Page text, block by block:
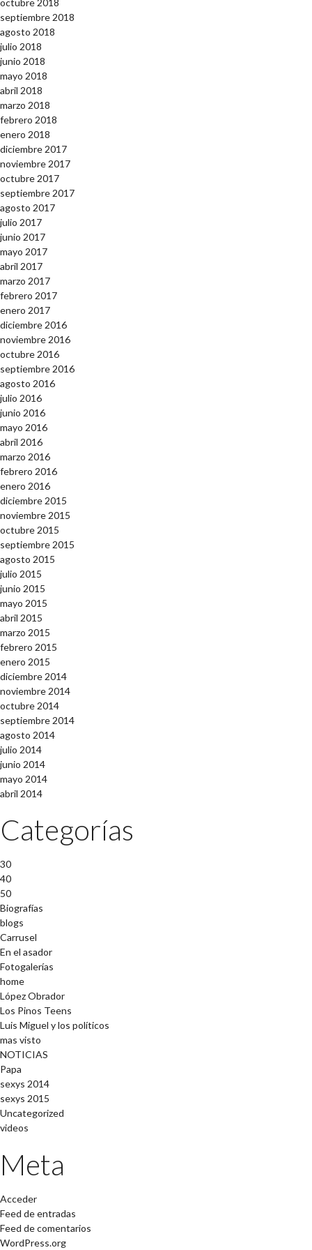
septiembre 2018
agosto 2018
julio 2018
junio 2018
mayo 2018
abril 2018
marzo 2018
febrero 2018
enero 2018
diciembre 2017
noviembre 2017
octubre 2017
septiembre 2017
agosto 2017
julio 2017
junio 2017
mayo 2017
abril 2017
marzo 2017
febrero 2017
enero 2017
diciembre 2016
noviembre 2016
octubre 2016
septiembre 2016
agosto 2016
julio 2016
junio 2016
mayo 2016
abril 2016
marzo 2016
febrero 2016
enero 2016
diciembre 2015
noviembre 2015
octubre 2015
septiembre 2015
agosto 2015
julio 2015
junio 2015
mayo 2015
abril 2015
marzo 2015
febrero 2015
enero 2015
diciembre 2014
noviembre 2014
octubre 2014
septiembre 2014
agosto 2014
julio 2014
junio 2014
mayo 2014
abril 2014
Categorías
30
40
50
Biografías
blogs
Carrusel
En el asador
Fotogalerías
home
López Obrador
Los Pinos Teens
Luis Miguel y los políticos
mas visto
NOTICIAS
Papa
sexys 2014
sexys 2015
Uncategorized
videos
Meta
Acceder
Feed de entradas
Feed de comentarios
WordPress.org